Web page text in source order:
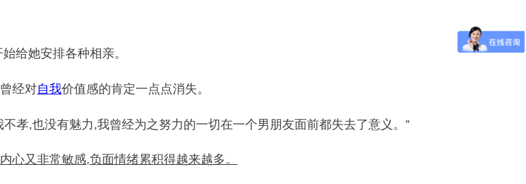
始给她安排各种相亲。
经对自我价值感的肯定一点点消失。
孝,也没有魅力,我曾经为之努力的一切在一个男朋友面前都失去了意义。”
心又非常敏感,负面情绪累积得越来越多。